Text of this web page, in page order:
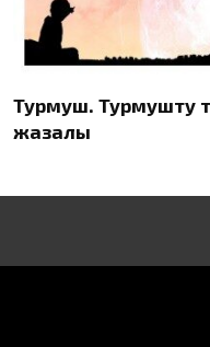
Турмуш. Турмушту
жазалы